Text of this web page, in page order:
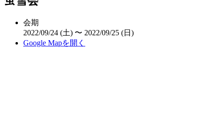
会期
2022/09/24 (土) 〜 2022/09/25 (日)
Google Mapを開く